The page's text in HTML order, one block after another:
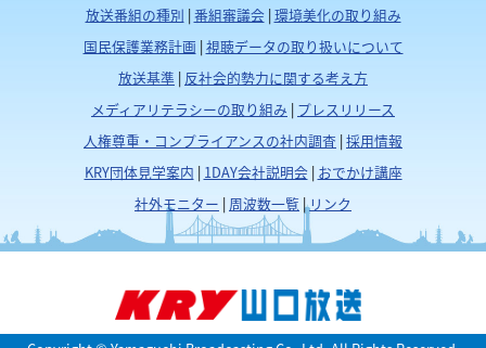
放送番組の種別 |番組審議会|環境美化の取り組み
国民保護業務計画 |視聴データの取り扱いについて
放送基準 | 反社会的勢力に関する考え方
メディアリテラシーの取り組み | プレスリリース
人権尊重・コンプライアンスの社内調査 |採用情報
KRY団体見学案内 | 1DAY会社説明会| おでかけ講座
社外モニター | 周波数一覧 |リンク